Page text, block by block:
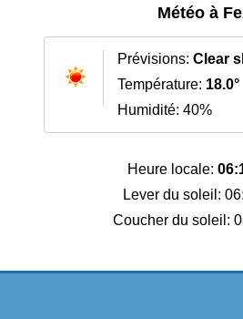
Météo à
Prévisions: Clear
Température: 18.0°
Humidité: 40%
Heure locale:
Lever du soleil:
Coucher du soleil: